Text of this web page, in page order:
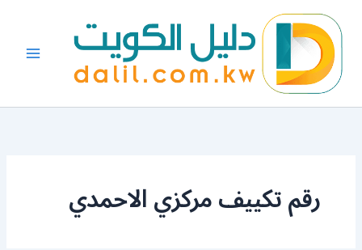
المحتوى
رقم تكييف مركزي الاحمدي